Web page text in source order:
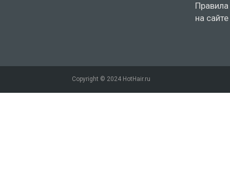
на
Copyright © 2024 HotHair.ru